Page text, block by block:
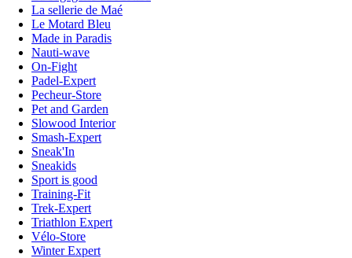
La sellerie de Maé
Le Motard Bleu
Made in Paradis
Nauti-wave
On-Fight
Padel-Expert
Pecheur-Store
Pet and Garden
Slowood Interior
Smash-Expert
Sneak'In
Sneakids
Sport is good
Training-Fit
Trek-Expert
Triathlon Expert
Vélo-Store
Winter Expert